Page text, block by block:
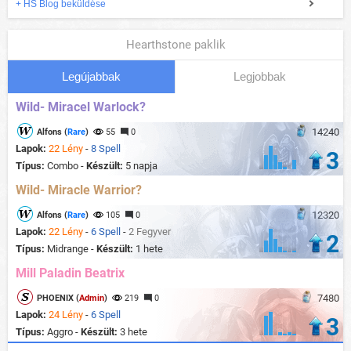
+ HS Blog beküldése
Hearthstone paklik
Legújabbak Legjobbak
Wild- Miracel Warlock?
14240
Alfons (Rare) 55 0
Lapok: 22 Lény - 8 Spell
Típus: Combo - Készült: 5 napja 3
Wild- Miracle Warrior?
12320
Alfons (Rare) 105 0
Lapok: 22 Lény - 6 Spell - 2 Fegyver
Típus: Midrange - Készült: 1 hete 2
Mill Paladin Beatrix
7480
PHOENIX (Admin) 219 0
Lapok: 24 Lény - 6 Spell
Típus: Aggro - Készült: 3 hete 3